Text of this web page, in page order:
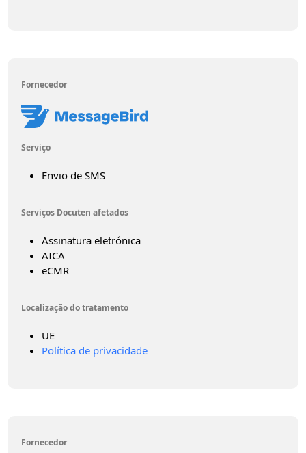
Fornecedor
Serviço
Envio de SMS
Serviços Docuten afetados
Assinatura eletrónica
AICA
eCMR
Localização do tratamento
UE
Política de privacidade
Fornecedor